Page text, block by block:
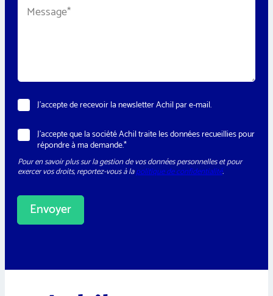
h
N
e
w
s
e
t
t
r
J’accepte de recevoir la newsletter Achil par e-mail.
R
G
D
*
J’accepte que la société Achil traite les données recueillies pour
répondre à ma demande.*
Pour en savoir plus sur la gestion de vos données personnelles et pour
exercer vos droits, reportez-vous à lapolitique de confidentialité.
Envoyer
e